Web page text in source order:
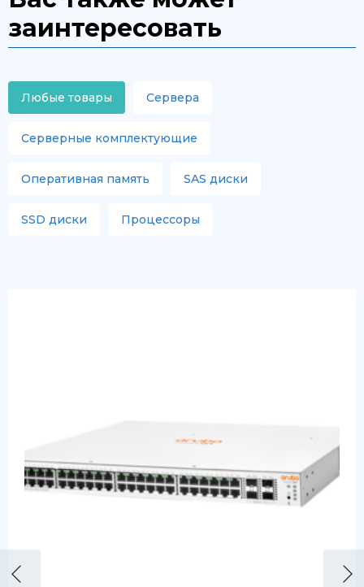
заинтересовать
Любые товары Сервера
Серверные комплектующие
Оперативная память SAS диски
SSD диски Процессоры